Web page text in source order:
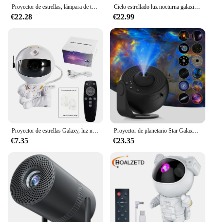
Proyector de estrellas, lámpara de techo de nebulosa estrellada para dormitorio, luz LED nocturna, astronauta, Lámpara decorativa para el hogar, regalo para niños
€22.28
Cielo estrellado luz nocturna galaxia proyector 360 ° rotar planetario lámpara para dormitorio Día de San Valentín Regalo boda enviar 13 juegos de película
€22.99
Proyector de estrellas Galaxy, luz nocturna, astronauta, proyector espacial, nebulosa estrellada, lámpara LED de techo para dormitorio, decoración del hogar, regalo para niños
€7.35
Proyector de planetario Star Galaxy para dormitorio, luz nocturna de cielo con rotación de 360 °, 12 discos Galaxy, área de proyección grande
€23.35